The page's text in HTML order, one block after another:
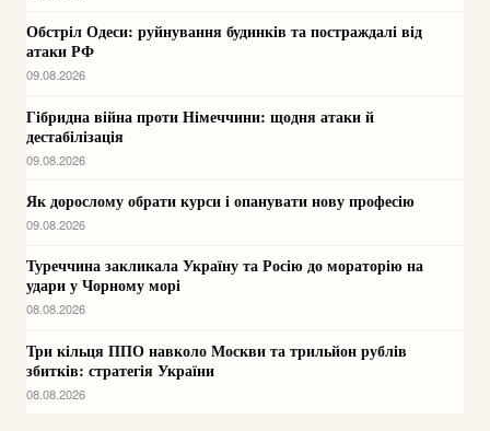
Обстріл Одеси: руйнування будинків та постраждалі від
атаки РФ
09.08.2026
Гібридна війна проти Німеччини: щодня атаки й
дестабілізація
09.08.2026
Як дорослому обрати курси і опанувати нову професію
09.08.2026
Туреччина закликала Україну та Росію до мораторію на
удари у Чорному морі
08.08.2026
Три кільця ППО навколо Москви та трильйон рублів
збитків: стратегія України
08.08.2026